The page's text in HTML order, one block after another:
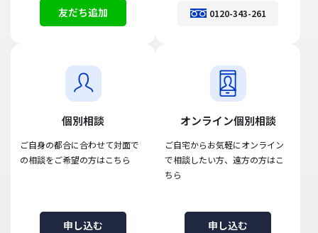
友だち追加
0120-343-261
個別相談
ご自身の都合に合わせて対面で
の相談をご希望の方はこちら
申し込む
オンライン個別相談
ご自宅からお気軽にオンライン
で相談したい方、遠方の方はこ
ちら
申し込む